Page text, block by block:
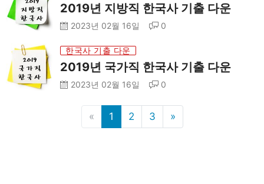
2019년 지방직 한국사 기출 다운
2023년 02월 16일 0
한국사 기출 다운
2019년 국가직 한국사 기출 다운
2023년 02월 16일 0
« 1 2 3 »